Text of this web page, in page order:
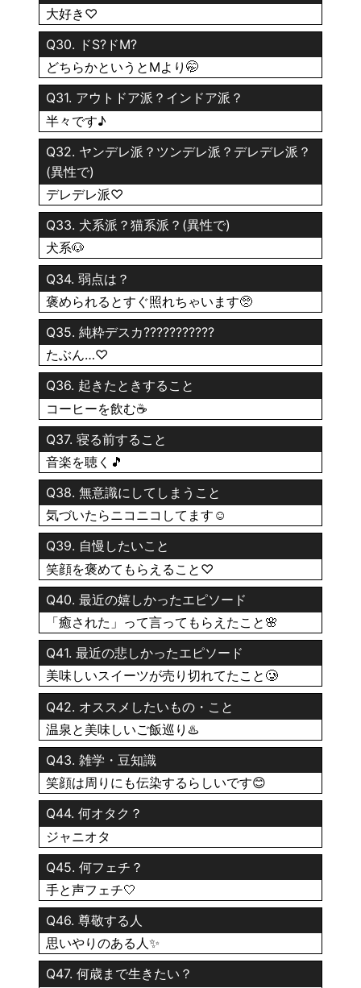
大好き♡
Q30. ドS?ドM?
どちらかというとMより🤭
Q31. アウトドア派？インドア派？
半々です♪
Q32. ヤンデレ派？ツンデレ派？デレデレ派？
(異性で)
デレデレ派♡
Q33. 犬系派？猫系派？(異性で)
犬系🐶
Q34. 弱点は？
褒められるとすぐ照れちゃいます🥺
Q35. 純粋デスカ???????????
たぶん…♡
Q36. 起きたときすること
コーヒーを飲む☕️
Q37. 寝る前すること
音楽を聴く🎵
Q38. 無意識にしてしまうこと
気づいたらニコニコしてます☺️
Q39. 自慢したいこと
笑顔を褒めてもらえること♡
Q40. 最近の嬉しかったエピソード
「癒された」って言ってもらえたこと🌸
Q41. 最近の悲しかったエピソード
美味しいスイーツが売り切れてたこと🥲
Q42. オススメしたいもの・こと
温泉と美味しいご飯巡り♨️
Q43. 雑学・豆知識
笑顔は周りにも伝染するらしいです😊
Q44. 何オタク？
ジャニオタ
Q45. 何フェチ？
手と声フェチ🤍
Q46. 尊敬する人
思いやりのある人✨
Q47. 何歳まで生きたい？